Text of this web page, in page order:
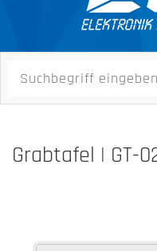
Grabtafel | GT-